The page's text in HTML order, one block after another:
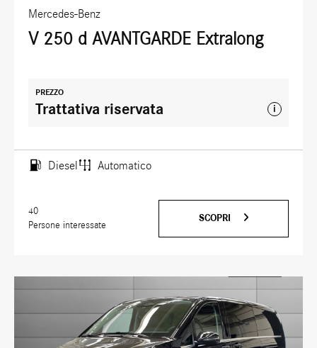
Mercedes-Benz
V 250 d AVANTGARDE Extralong
PREZZO
Trattativa riservata i
Diesel Automatico
40
Persone interessate
SCOPRI